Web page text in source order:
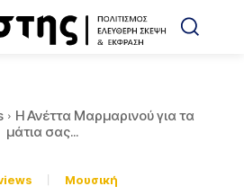
Η Ανέττα Μαρμαρινού για τα
μάτια σας...
Μουσική